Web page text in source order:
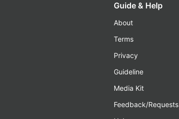
Guide & Help
About
Terms
Privacy
Guideline
Media Kit
Feedback/Requests